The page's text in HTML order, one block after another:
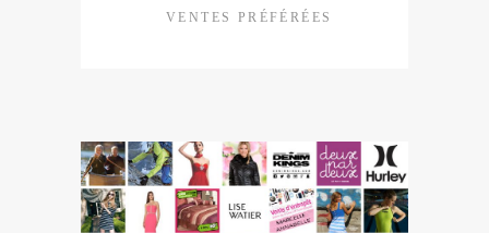
VENTES PRÉFÉRÉES